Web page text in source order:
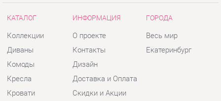
Стеллажи
Пуфы
Столы
Стулья
Тумбы
Шкафы
Политика
Гарантия
Помощь